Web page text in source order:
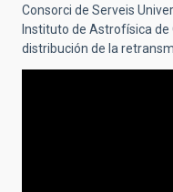
Consorci de Serveis
Instituto de Astrofísica de
distribución de la